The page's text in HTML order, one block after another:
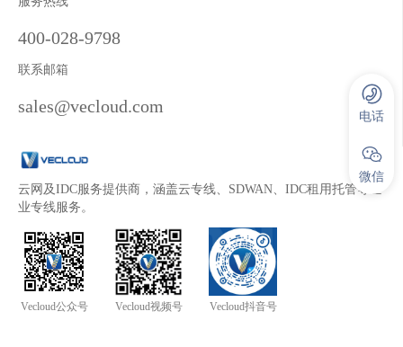
400-028-9798
联系邮箱
sales@vecloud.com
云网及IDC服务提供商，涵盖云专线、SDWAN、IDC租用托管等企
业专线服务。
Vecloud公众号 Vecloud视频号 Vecloud抖音号
电话
微信